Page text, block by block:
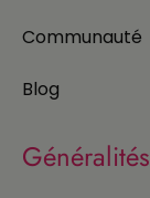
Communauté
Blog
Généralités